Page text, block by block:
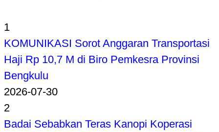
1
KOMUNIKASI Sorot Anggaran Transportasi
Haji Rp 10,7 M di Biro Pemkesra Provinsi
Bengkulu
2026-07-30
2
Badai Sebabkan Teras Kanopi Koperasi